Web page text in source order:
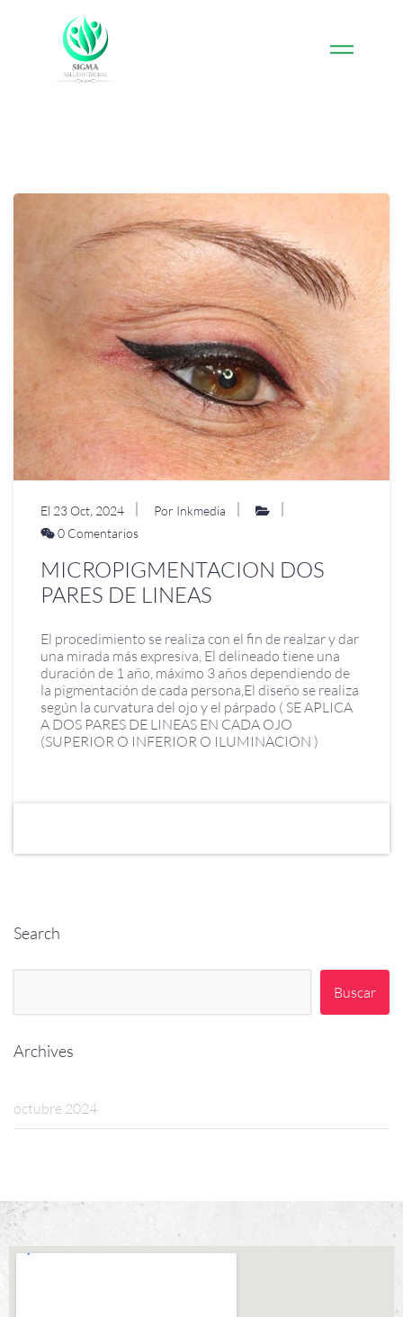
El 23 Oct, 2024
Por Inkmedia
0 Comentarios
MICROPIGMENTACION DOS
PARES DE LINEAS
El procedimiento se realiza con el fin de realzar y dar
una mirada más expresiva, El delineado tiene una
duración de 1 año, máximo 3 años dependiendo de
la pigmentación de cada persona,El diseño se realiza
según la curvatura del ojo y el párpado ( SE APLICA
A DOS PARES DE LINEAS EN CADA OJO
(SUPERIOR O INFERIOR O ILUMINACION )
Search
Archives
octubre 2024